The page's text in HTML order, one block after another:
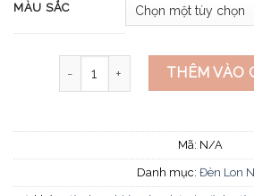
MÀU SẮC
Đèn Led Nổi 12W Góc Xoay 90
THÊM VÀO
Mã: N/A
Danh mục: Đèn Lon